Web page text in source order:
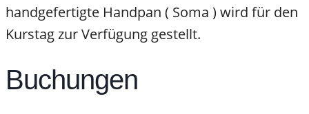
handgefertigte Handpan ( Soma ) wird für den
Kurstag zur Verfügung gestellt.
Buchungen